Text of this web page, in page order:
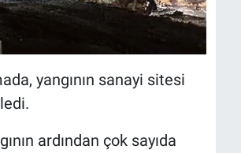
yangının sanayi sitesi
ardından çok sayıda